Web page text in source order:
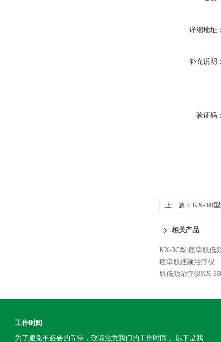
详细地址
补充说明
验证码
上一篇： KX-3B
相关产品
KX-3C型 痉挛肌低
痉挛肌低频治疗仪
肌低频治疗仪KX-
工作时间
为了避免不必要的等待，敬请注意我们的工作时间 。以下是我